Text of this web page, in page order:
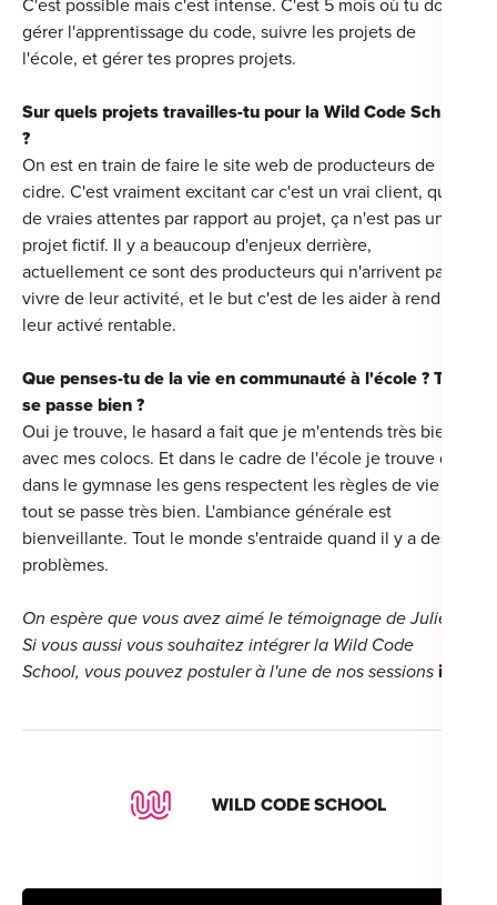
C'est possible mais c'est intense. C'est 5 mois où tu dois
gérer l'apprentissage du code, suivre les projets de
l'école, et gérer tes propres projets.
Sur quels projets travailles-tu pour la Wild Code School
?
On est en train de faire le site web de producteurs de
cidre. C'est vraiment excitant car c'est un vrai client, qui a
de vraies attentes par rapport au projet, ça n'est pas un
projet fictif. Il y a beaucoup d'enjeux derrière,
actuellement ce sont des producteurs qui n'arrivent pas à
vivre de leur activité, et le but c'est de les aider à rendre
leur activé rentable.
Que penses-tu de la vie en communauté à l'école ? Tout
se passe bien ?
Oui je trouve, le hasard a fait que je m'entends très bien
avec mes colocs. Et dans le cadre de l'école je trouve que
dans le gymnase les gens respectent les règles de vie et
tout se passe très bien. L'ambiance générale est
bienveillante. Tout le monde s'entraide quand il y a des
problèmes.
On espère que vous avez aimé le témoignage de Julien !
Si vous aussi vous souhaitez intégrer la Wild Code
School, vous pouvez postuler à l'une de nos sessions ici
WILD CODE SCHOOL